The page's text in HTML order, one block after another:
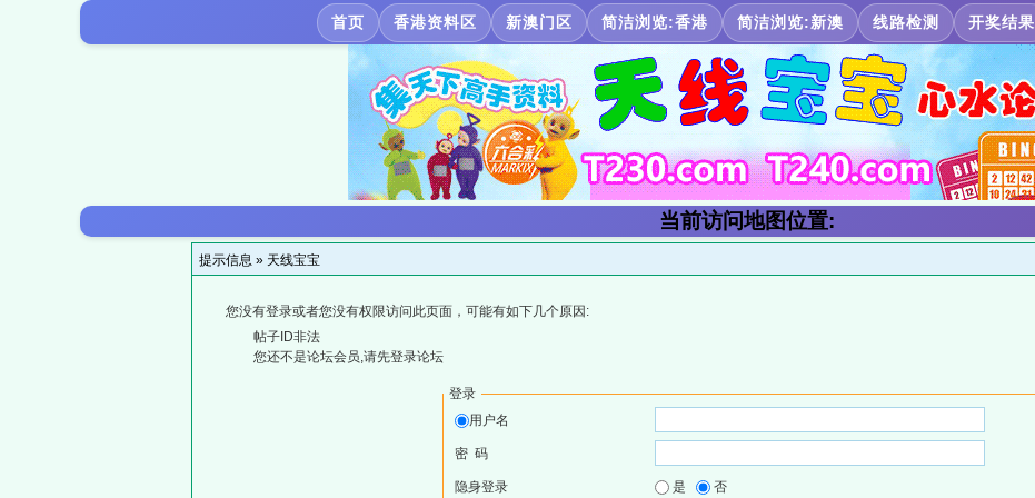
首页 香港资料区 新澳门区 简洁浏览:香港 简洁浏览:新澳 线路检测 开奖结果
当前访问地图位置:
提示信息 » 天线宝宝
您没有登录或者您没有权限访问此页面，可能有如下几个原因:
帖子ID非法
您还不是论坛会员,请先登录论坛
登录
用户名
密 码
隐身登录 是 否